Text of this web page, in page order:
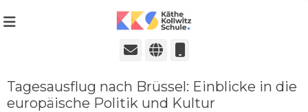
Käthe-Kollwitz-
Schule in Ratingen
Städtische Realschule seit 1980
E-
Website
Tagesausflug nach Brüssel: Einblicke in die
europäische Politik und Kultur